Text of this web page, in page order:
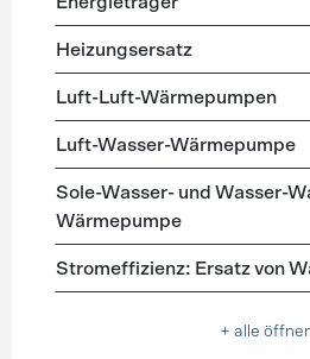
Heizungsersatz
Luft-Luft-Wärmepumpen
Luft-Wasser-Wärmepumpe
Sole-Wasser- und Wasser-
Wärmepumpe
Stromeffizienz: Ersatz von
+ alle